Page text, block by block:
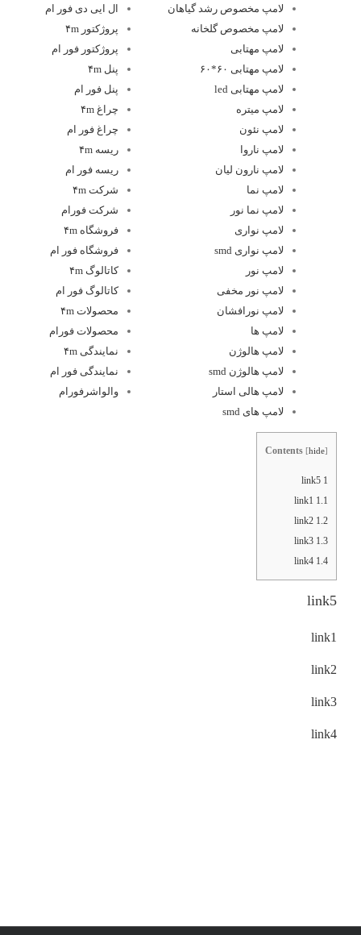
ال ایی دی فور ام
پروژکتور ۴m
پروژکتور فور ام
پنل ۴m
پنل فور ام
چراغ ۴m
چراغ فور ام
ریسه ۴m
ریسه فور ام
شرکت ۴m
شرکت فورام
فروشگاه ۴m
فروشگاه فور ام
کاتالوگ ۴m
کاتالوگ فور ام
محصولات ۴m
محصولات فورام
نمایندگی ۴m
نمایندگی فور ام
والواشرفورام
لامپ مخصوص رشد گیاهان
لامپ مخصوص گلخانه
لامپ مهتابی
لامپ مهتابی ۶۰*۶۰
لامپ مهتابی led
لامپ میتره
لامپ نئون
لامپ ناروا
لامپ نارون لیان
لامپ نما
لامپ نما نور
لامپ نواری
لامپ نواری smd
لامپ نور
لامپ نور مخفی
لامپ نورافشان
لامپ ها
لامپ هالوژن
لامپ هالوژن smd
لامپ هالی استار
لامپ های smd
Contents [hide]
1
1.1
1.2
1.3
1.4
link5
link1
link2
link3
link4